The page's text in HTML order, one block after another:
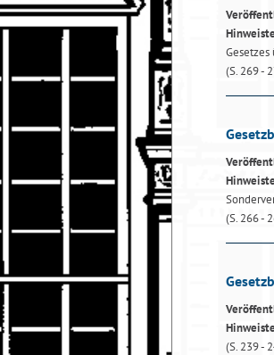
(S. 269 -
(S. 266 -
(S. 239 -